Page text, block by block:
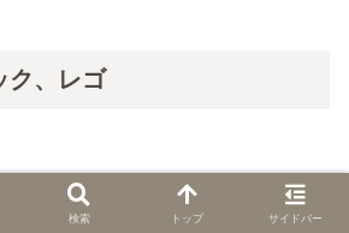
ク、レゴ
ブロックが好きな子にはレゴへとス
検索 トップ サイドバー